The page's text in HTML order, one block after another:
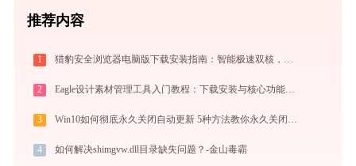
推荐内容
1 猎豹安全浏览器电脑版下载安装指南：智能极速双核，畅享安全无弹窗上网体验
2 Eagle设计素材管理工具入门教程：下载安装与核心功能详解
3 Win10如何彻底永久关闭自动更新 5种方法教你永久关闭win10自动更新
4 如何解决shimgvw.dll目录缺失问题？-金山毒霸